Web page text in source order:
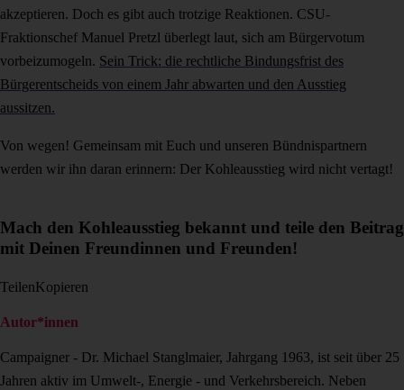
akzeptieren. Doch es gibt auch trotzige Reaktionen. CSU-
Fraktionschef Manuel Pretzl überlegt laut, sich am Bürgervotum
vorbeizumogeln. Sein Trick: die rechtliche Bindungsfrist des
Bürgerentscheids von einem Jahr abwarten und den Ausstieg
aussitzen.
Von wegen! Gemeinsam mit Euch und unseren Bündnispartnern
werden wir ihn daran erinnern: Der Kohleausstieg wird nicht vertagt!
Mach den Kohleausstieg bekannt und teile den Beitrag
mit Deinen Freundinnen und Freunden!
TeilenKopieren
Autor*innen
Campaigner - Dr. Michael Stanglmaier, Jahrgang 1963, ist seit über 25
Jahren aktiv im Umwelt-, Energie - und Verkehrsbereich. Neben